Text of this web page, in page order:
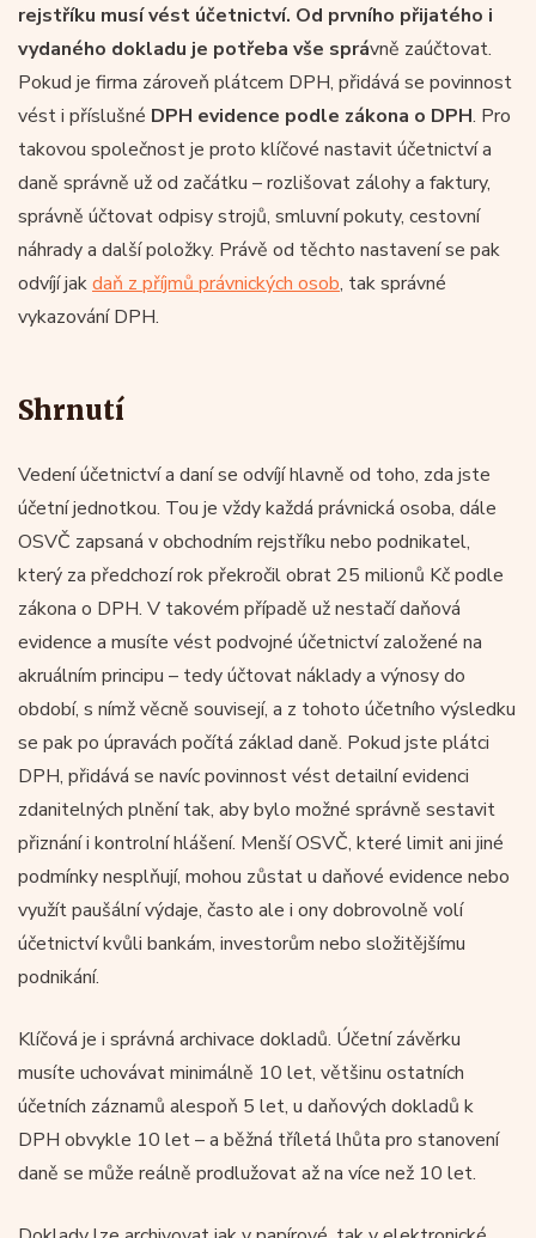
rejstříku musí vést účetnictví. Od prvního přijatého i
vydaného dokladu je potřeba vše správně zaúčtovat.
Pokud je firma zároveň plátcem DPH, přidává se povinnost
vést i příslušné DPH evidence podle zákona o DPH. Pro
takovou společnost je proto klíčové nastavit účetnictví a
daně správně už od začátku – rozlišovat zálohy a faktury,
správně účtovat odpisy strojů, smluvní pokuty, cestovní
náhrady a další položky. Právě od těchto nastavení se pak
odvíjí jakdaň z příjmů právnických osob, tak správné
vykazování DPH.
Shrnutí
Vedení účetnictví a daní se odvíjí hlavně od toho, zda jste
účetní jednotkou. Tou je vždy každá právnická osoba, dále
OSVČ zapsaná v obchodním rejstříku nebo podnikatel,
který za předchozí rok překročil obrat 25 milionů Kč podle
zákona o DPH. V takovém případě už nestačí daňová
evidence a musíte vést podvojné účetnictví založené na
akruálním principu – tedy účtovat náklady a výnosy do
období, s nímž věcně souvisejí, a z tohoto účetního výsledku
se pak po úpravách počítá základ daně. Pokud jste plátci
DPH, přidává se navíc povinnost vést detailní evidenci
zdanitelných plnění tak, aby bylo možné správně sestavit
přiznání i kontrolní hlášení. Menší OSVČ, které limit ani jiné
podmínky nesplňují, mohou zůstat u daňové evidence nebo
využít paušální výdaje, často ale i ony dobrovolně volí
účetnictví kvůli bankám, investorům nebo složitějšímu
podnikání.
Klíčová je i správná archivace dokladů. Účetní závěrku
musíte uchovávat minimálně 10 let, většinu ostatních
účetních záznamů alespoň 5 let, u daňových dokladů k
DPH obvykle 10 let – a běžná tříletá lhůta pro stanovení
daně se může reálně prodlužovat až na více než 10 let.